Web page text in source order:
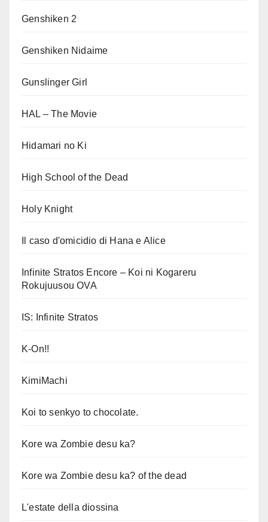
Genshiken 2
Genshiken Nidaime
Gunslinger Girl
HAL – The Movie
Hidamari no Ki
High School of the Dead
Holy Knight
Il caso d'omicidio di Hana e Alice
Infinite Stratos Encore – Koi ni Kogareru
Rokujuusou OVA
IS: Infinite Stratos
K-On!!
KimiMachi
Koi to senkyo to chocolate.
Kore wa Zombie desu ka?
Kore wa Zombie desu ka? of the dead
L'estate della diossina